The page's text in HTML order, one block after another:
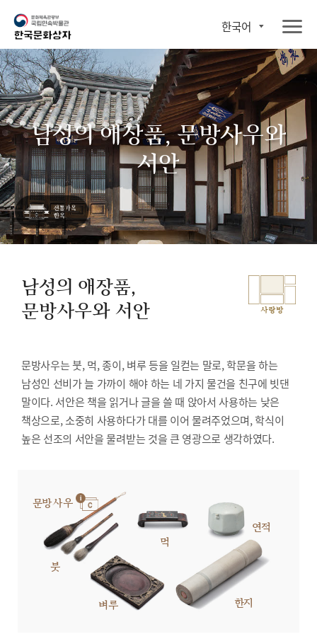
한국어
남성의 애장품, 문방사우와
서안
남성의 애장품,
문방사우와 서안
사랑방
문방사우는 붓, 먹, 종이, 벼루 등을 일컫는 말로, 학문을 하는
남성인 선비가 늘 가까이 해야 하는 네 가지 물건을 친구에 빗댄
말이다. 서안은 책을 읽거나 글을 쓸 때 앉아서 사용하는 낮은
책상으로, 소중히 사용하다가 대를 이어 물려주었으며, 학식이
높은 선조의 서안을 물려받는 것을 큰 영광으로 생각하였다.
문방사우
붓
먹
연적
벼루 한지